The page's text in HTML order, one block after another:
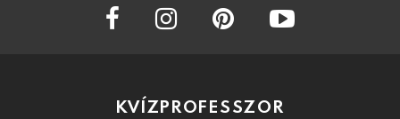
facebook instagram
KVÍZPROFESSZOR